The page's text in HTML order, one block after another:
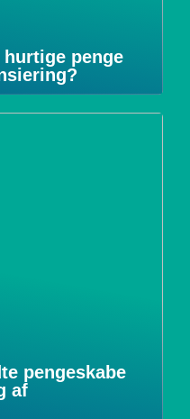
penge
pengeskabe
af